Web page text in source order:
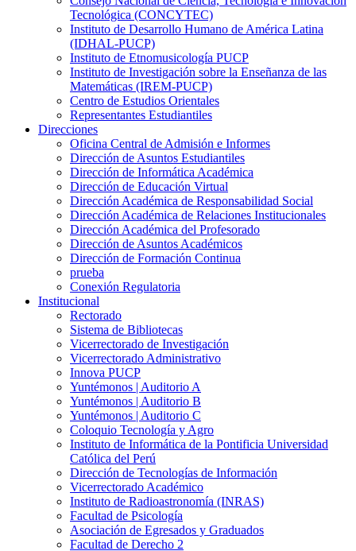
Tecnológica (CONCYTEC)
Instituto de Desarrollo Humano de América Latina
(IDHAL-PUCP)
Instituto de Etnomusicología PUCP
Instituto de Investigación sobre la Enseñanza de las
Matemáticas (IREM-PUCP)
Centro de Estudios Orientales
Representantes Estudiantiles
Direcciones
Oficina Central de Admisión e Informes
Dirección de Asuntos Estudiantiles
Dirección de Informática Académica
Dirección de Educación Virtual
Dirección Académica de Responsabilidad Social
Dirección Académica de Relaciones Institucionales
Dirección Académica del Profesorado
Dirección de Asuntos Académicos
Dirección de Formación Continua
prueba
Conexión Regulatoria
Institucional
Rectorado
Sistema de Bibliotecas
Vicerrectorado de Investigación
Vicerrectorado Administrativo
Innova PUCP
Yuntémonos | Auditorio A
Yuntémonos | Auditorio B
Yuntémonos | Auditorio C
Coloquio Tecnología y Agro
Instituto de Informática de la Pontificia Universidad
Católica del Perú
Dirección de Tecnologías de Información
Vicerrectorado Académico
Instituto de Radioastronomía (INRAS)
Facultad de Psicología
Asociación de Egresados y Graduados
Facultad de Derecho 2